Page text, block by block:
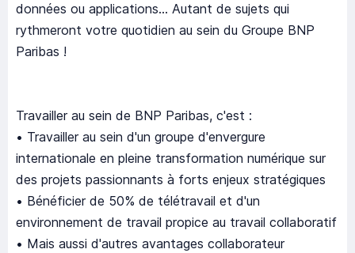
données ou applications... Autant de sujets qui
rythmeront votre quotidien au sein du Groupe BNP
Paribas !
Travailler au sein de BNP Paribas, c'est :
• Travailler au sein d'un groupe d'envergure
internationale en pleine transformation numérique sur
des projets passionnants à forts enjeux stratégiques
• Bénéficier de 50% de télétravail et d'un
environnement de travail propice au travail collaboratif
• Mais aussi d'autres avantages collaborateur